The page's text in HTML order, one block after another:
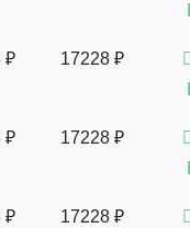
₽
17228 ₽
₽
17228 ₽
₽
17228 ₽